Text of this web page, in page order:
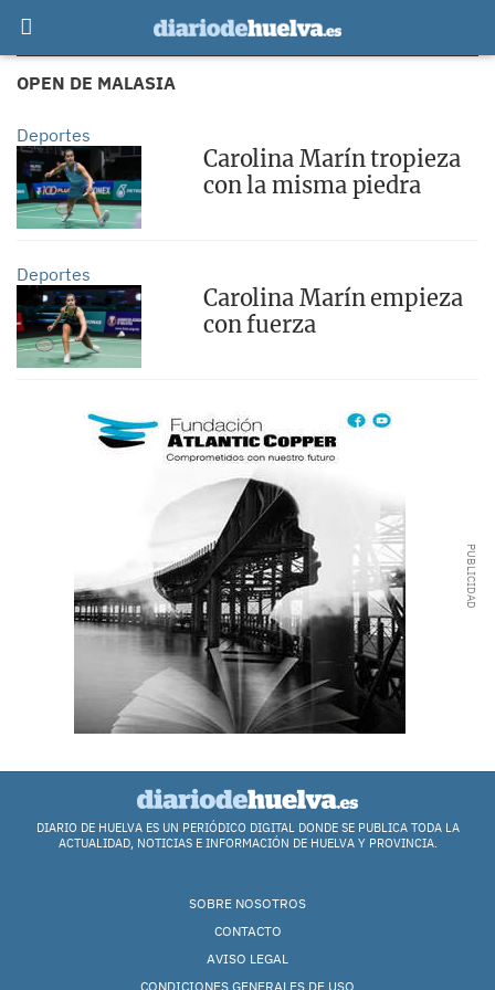
OPEN DE MALASIA
Deportes
Carolina Marín tropieza
con la misma piedra
Deportes
Carolina Marín empieza
con fuerza
DIARIO DE HUELVA ES UN PERIÓDICO DIGITAL DONDE SE PUBLICA TODA LA
ACTUALIDAD, NOTICIAS E INFORMACIÓN DE HUELVA Y PROVINCIA.
SOBRE NOSOTROS
CONTACTO
AVISO LEGAL
CONDICIONES GENERALES DE USO